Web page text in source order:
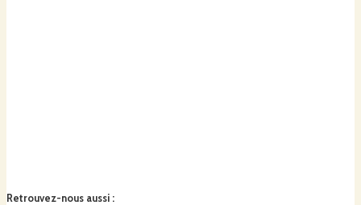
Retrouvez-nous aussi :